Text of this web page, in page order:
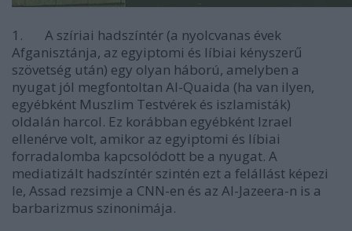
1. A szíriai hadszíntér (a nyolcvanas évek
Afganisztánja, az egyiptomi és líbiai kényszerű
szövetség után) egy olyan háború, amelyben a
nyugat jól megfontoltan Al-Quaida (ha van ilyen,
egyébként Muszlim Testvérek és iszlamisták)
oldalán harcol. Ez korábban egyébként Izrael
ellenérve volt, amikor az egyiptomi és líbiai
forradalomba kapcsolódott be a nyugat. A
mediatizált hadszíntér szintén ezt a felállást képezi
le, Assad rezsimje a CNN-en és az Al-Jazeera-n is a
barbarizmus szinonimája.